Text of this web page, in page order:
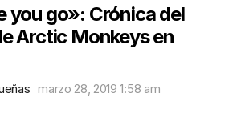
you go»: Crónica del
Arctic Monkeys en
marzo 28, 2019 1:58 am